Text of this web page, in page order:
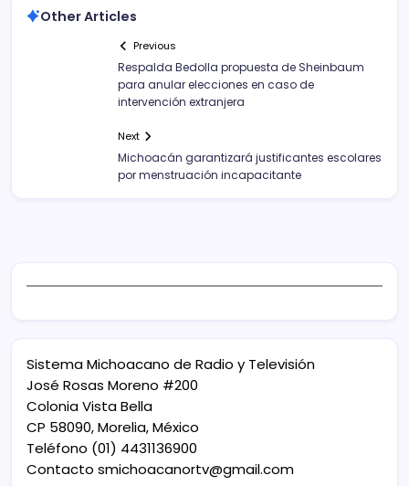
Other Articles
Previous
Respalda Bedolla propuesta de Sheinbaum
para anular elecciones en caso de
intervención extranjera
Next
Michoacán garantizará justificantes escolares
por menstruación incapacitante
Sistema Michoacano de Radio y Televisión
José Rosas Moreno #200
Colonia Vista Bella
CP 58090, Morelia, México
Teléfono (01) 4431136900
Contacto smichoacanortv@gmail.com